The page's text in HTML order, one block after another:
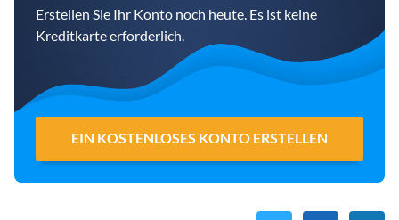
Erstellen Sie Ihr Konto noch heute. Es ist keine
Kreditkarte erforderlich.
EIN KOSTENLOSES KONTO ERSTELLEN